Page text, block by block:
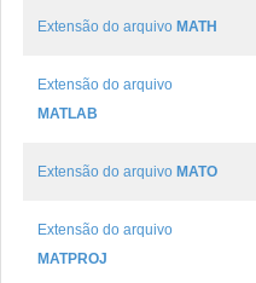
Extensão do arquivo MATH
Extensão do arquivo
MATLAB
Extensão do arquivo MATO
Extensão do arquivo
MATPROJ